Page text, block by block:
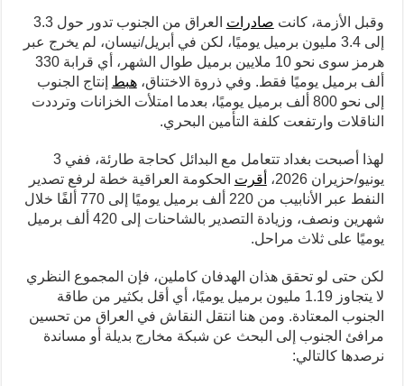
وقبل الأزمة، كانت صادرات
العراق من الجنوب تدور حول 3.3
إلى 3.4 مليون برميل يوميًا، لكن في أبريل/نيسان، لم يخرج عبر
هرمز سوى نحو 10 ملايين برميل طوال الشهر، أي قرابة 330
ألف برميل يوميًا فقط. وفي ذروة الاختناق،هبط إنتاج الجنوب
إلى نحو 800 ألف برميل يوميًا، بعدما امتلأت الخزانات وترددت
الناقلات وارتفعت كلفة التأمين البحري.
لهذا أصبحت بغداد تتعامل مع البدائل كحاجة طارئة، ففي 3
يونيو/حزيران 2026،
أقرت الحكومة العراقية خطة لرفع تصدير
النفط عبر الأنابيب من 220 ألف برميل يوميًا إلى 770 ألفًا خلال
شهرين ونصف، وزيادة التصدير بالشاحنات إلى 420 ألف برميل
يوميًا على ثلاث مراحل.
لكن حتى لو تحقق هذان الهدفان كاملين، فإن المجموع النظري
لا يتجاوز 1.19 مليون برميل يوميًا، أي أقل بكثير من طاقة
الجنوب المعتادة. ومن هنا انتقل النقاش في العراق من تحسين
مرافئ الجنوب إلى البحث عن شبكة مخارج بديلة أو مساندة
نرصدها كالتالي: